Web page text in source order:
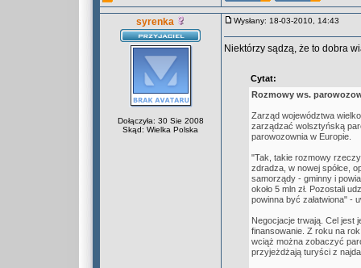
syrenka
Dołączyła: 30 Sie 2008
Skąd: Wielka Polska
Wysłany: 18-03-2010, 14:43
Niektórzy sądzą, że to dobra
Cytat:
Rozmowy ws.
Zarząd województwa
zarządzać wolsztyńską
parowozownia w Europie.
"Tak, takie rozmowy
zdradza, w nowej spółce,
samorządy - gminny i
około 5 mln zł. Pozostali
powinna być załatwiona" -
Negocjacje trwają. Cel jest
finansowanie. Z roku na
wciąż można zobaczyć
przyjeżdżają turyści z